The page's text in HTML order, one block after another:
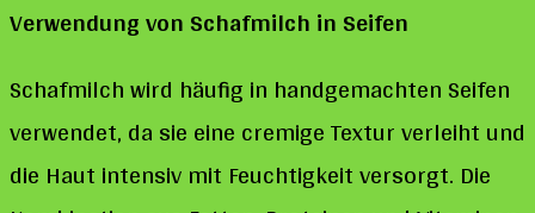
Verwendung von Schafmilch in Seifen
Schafmilch wird häufig in handgemachten Seifen
verwendet, da sie eine cremige Textur verleiht und
die Haut intensiv mit Feuchtigkeit versorgt. Die